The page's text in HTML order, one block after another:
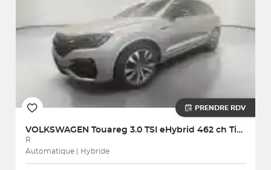
PRENDRE RDV
VOLKSWAGEN Touareg 3.0 TSI eHybrid 462 ch Tiptronic 8 4Motion
R
Automatique | Hybride